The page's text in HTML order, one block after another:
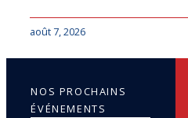
août 7, 2026
NOS PROCHAINS
ÉVÉNEMENTS